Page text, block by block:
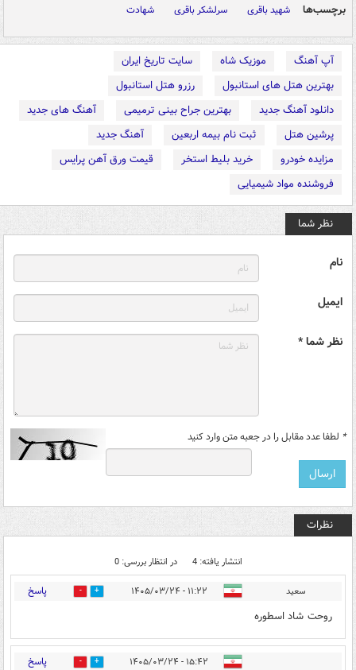
برچسب‌ها شهید باقری سرلشکر باقری شهادت
آپ آهنگ موزیک شاه
سایت تاریخ ایران
بهترین هتل های استانبول
رزرو هتل استانبول
دانلود آهنگ جدید
بهترین جراح بینی ترمیمی
آهنگ های جدید
پرشین هتل
ثبت نام بیمه اربعین
آهنگ جدید
مزایده خودرو
خرید بلیط استخر
قیمت ورق آهن پرایس
فروشنده مواد شیمیایی
نظر شما
نام
ایمیل
نظر شما *
* لطفا عدد مقابل را در جعبه متن وارد کنید
نظرات
انتشار یافته: 4 در انتظار بررسی: 0
سعید ۱۱:۲۲ - ۱۴۰۵/۰۳/۲۴ 0 پاسخ
روحت شاد اسطوره
۱۵:۴۲ - ۱۴۰۵/۰۳/۲۴ 1 پاسخ